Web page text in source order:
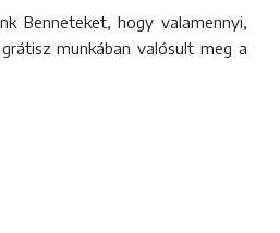
Benneteket, hogy valamennyi,
munkában valósult meg a